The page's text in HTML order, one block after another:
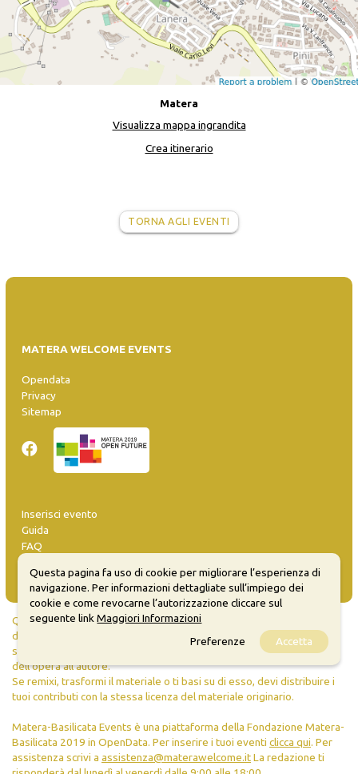
Matera
Visualizza mappa ingrandita
Crea itinerario
TORNA AGLI EVENTI
MATERA WELCOME EVENTS
Opendata
Privacy
Sitemap
Inserisci evento
Guida
FAQ
Quanto realizzato è sottoposto a licenza CC-BY-SA che permette di
distribuire, modificare, creare opere derivate dall'originale, anche a
scopi commerciali, a condizione che venga riconosciuta la paternità
dell'opera all'autore.
Se remixi, trasformi il materiale o ti basi su di esso, devi distribuire i
tuoi contributi con la stessa licenza del materiale originario.
Matera-Basilicata Events è una piattaforma della Fondazione Matera-
Basilicata 2019 in OpenData. Per inserire i tuoi eventi clicca qui. Per
assistenza scrivi a assistenza@materawelcome.itLa redazione ti
Questa pagina fa uso di cookie per migliorare l’esperienza di
navigazione. Per informazioni dettagliate sull’impiego dei
cookie e come revocarne l’autorizzazione cliccare sul
seguente linkMaggiori Informazioni
Preferenze
Accetta